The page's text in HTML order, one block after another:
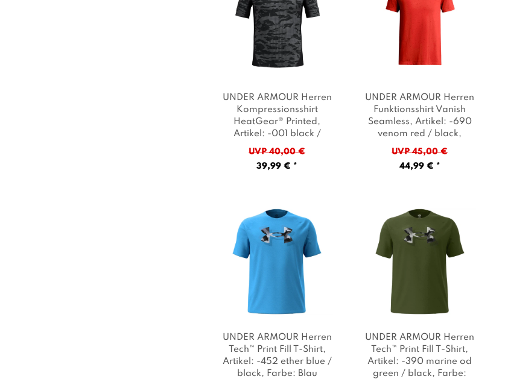
UNDER ARMOUR Herren
Kompressionsshirt
HeatGear® Printed ,
Artikel: -001 black /
castlerock / white
Farbe: Grau
UVP 40,00 €
39,99 € *
UNDER ARMOUR Herren
Funktionsshirt Vanish
Seamless, Artikel: -690
venom red / black,
Farbe: Rot
UVP 45,00 €
44,99 € *
UNDER ARMOUR Herren
Tech™ Print Fill T-Shirt,
Artikel: -452 ether blue /
black, Farbe: Blau
UNDER ARMOUR Herren
Tech™ Print Fill T-Shirt,
Artikel: -390 marine od
green / black, Farbe: